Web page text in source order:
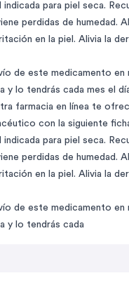
para piel seca.
perdidas de humedad.
en la piel. Alivia la
de este medicamento en
y lo tendrás cada mes el
farmacia en línea te
con la siguiente
para piel seca.
perdidas de humedad.
en la piel. Alivia la
de este medicamento en
y lo tendrás cada